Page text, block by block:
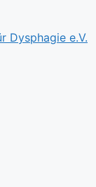
Dysphagie e.V.